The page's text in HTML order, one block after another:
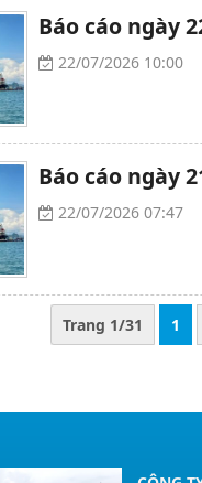
Báo cáo ngày
22/07/2026 10:00
Báo cáo ngày
22/07/2026 07:47
Trang 1/31 1